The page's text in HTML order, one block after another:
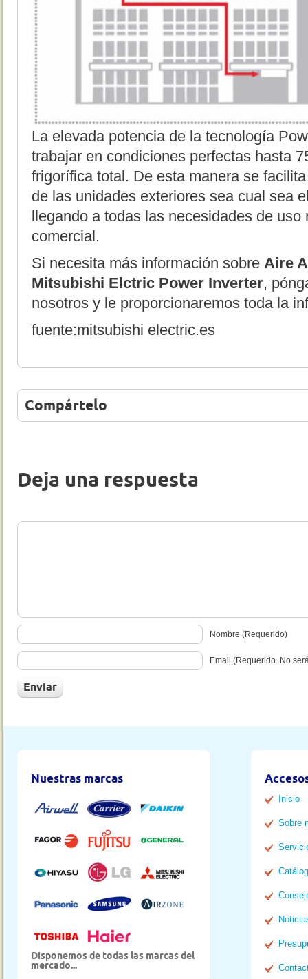
La elevada potencia de la tecnología
trabajar en condiciones perfectas hasta
frigorífica total. De esta manera se
de las unidades exteriores sea cual sea
llegando a todas las necesidades de uso
comercial.
Si necesita más información sobre Aire
Mitsubishi Elctric Power Inverter,
nosotros y le proporcionaremos toda la
fuente:mitsubishi electric.es
Compártelo
Deja una respuesta
Nombre (Requerido)
Email (Requerido. No
Nuestras marcas
Disponemos de todas las marcas del
mercado...
Inicio
Sobre